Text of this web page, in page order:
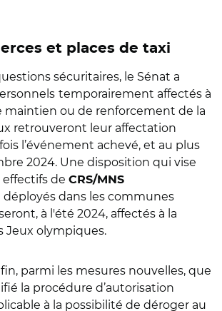
et places de taxi
sécuritaires, le Sénat a
temporairement affectés à
maintien ou de renforcement de la
retrouveront leur affectation
l’événement achevé, et au plus
2024. Une disposition qui vise
de CRS/MNS
dans les communes
à l'été 2024, affectés à la
Jeux olympiques.
parmi les mesures nouvelles, que
la procédure d’autorisation
à la possibilité de déroger au